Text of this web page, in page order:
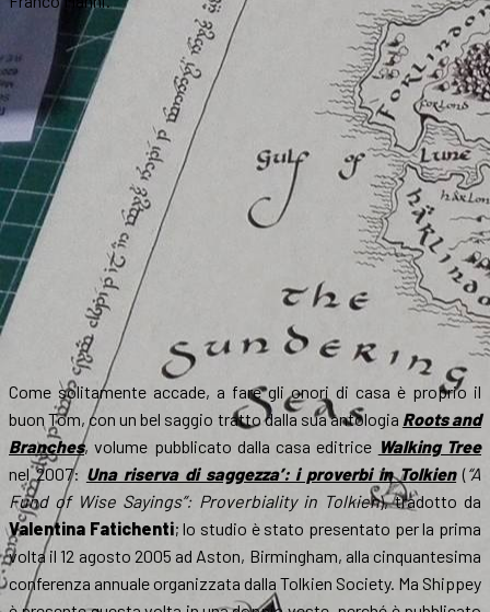
Come solitamente accade, a fare gli onori di casa è proprio il
buon Tom, con un bel saggio tratto dalla sua antologia Roots and
Branches, volume pubblicato dalla casa editrice Walking Tree
nel 2007: Una riserva di saggezza’: i proverbi in Tolkien(“A
Fund of Wise Sayings”: Proverbiality in Tolkien), tradotto da
Valentina Fatichenti; lo studio è stato presentato per la prima
volta il 12 agosto 2005 ad Aston, Birmingham, alla cinquantesima
conferenza annuale organizzata dalla Tolkien Society. Ma Shippey